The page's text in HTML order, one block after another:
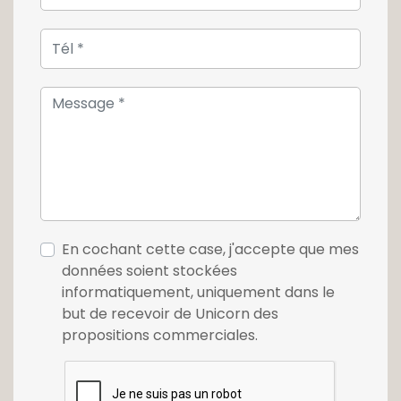
En cochant cette case, j'accepte que mes
données soient stockées
informatiquement, uniquement dans le
but de recevoir de Unicorn des
propositions commerciales.